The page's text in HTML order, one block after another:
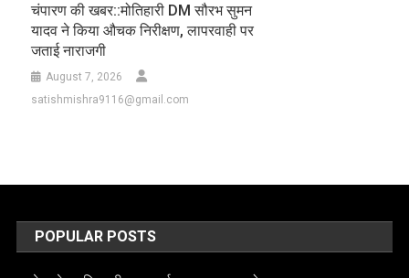
चंपारण की खबर::मोतिहारी DM सौरभ सुमन
यादव ने किया औचक निरीक्षण, लापरवाही पर
जताई नाराजगी
August 7, 2026
satishmishra9116@gmail.com
POPULAR POSTS